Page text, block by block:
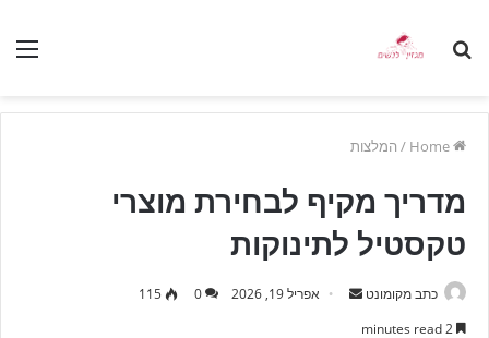
Search
/ המלצות
מדריך מקיף לבחירת מוצרי
טקסטיל לתינוקות
כתב מקומונט אפריל 19, 2026 0
115